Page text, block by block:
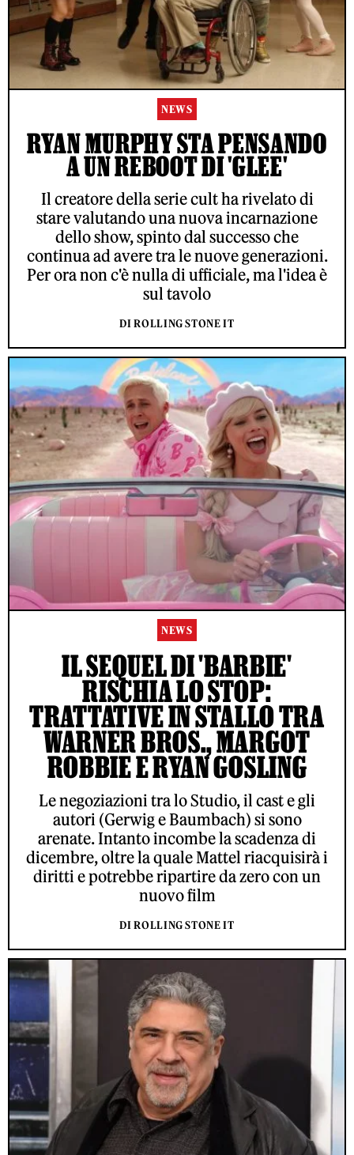
NEWS
RYAN MURPHY STA PENSANDO
A UN REBOOT DI 'GLEE'
Il creatore della serie cult ha rivelato di
stare valutando una nuova incarnazione
dello show, spinto dal successo che
continua ad avere tra le nuove generazioni.
Per ora non c'è nulla di ufficiale, ma l'idea è
sul tavolo
DI ROLLING STONE IT
NEWS
IL SEQUEL DI 'BARBIE'
RISCHIA LO STOP:
TRATTATIVE IN STALLO TRA
WARNER BROS., MARGOT
ROBBIE E RYAN GOSLING
Le negoziazioni tra lo Studio, il cast e gli
autori (Gerwig e Baumbach) si sono
arenate. Intanto incombe la scadenza di
dicembre, oltre la quale Mattel riacquisirà i
diritti e potrebbe ripartire da zero con un
nuovo film
DI ROLLING STONE IT